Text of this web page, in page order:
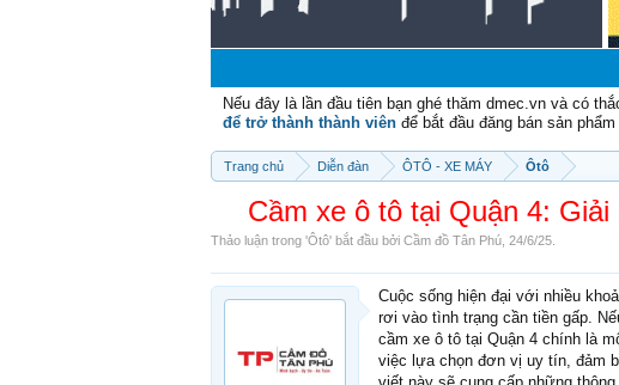
Nếu đây là lần đầu tiên bạn ghé thăm dmec.vn và có
để trở thành thành viên để bắt đầu đăng bán sản
Trang chủ Diễn đàn ÔTÔ - XE MÁY Ôtô
Cầm xe ô tô tại Quận 4:
Thảo luận trong 'Ôtô' bắt đầu bởi Cầm đồ Tân Phú 24/6/25
Cuộc sống hiện đại với nhiều
rơi vào tình trạng cần tiền gấp.
cầm xe ô tô tại Quận 4 chính là
việc lựa chọn đơn vị uy tín, đảm